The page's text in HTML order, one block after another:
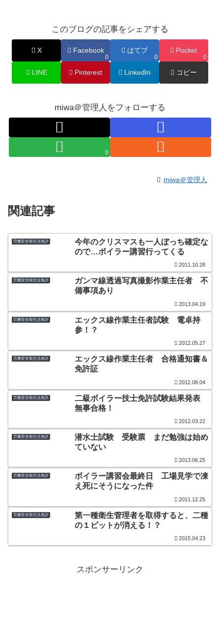
このブログの記事をシェアする
X Facebook
0
はてブ
0
Pocket
0
LINE Pinterest LinkedIn コピー
miwa＠管理人をフォローする
0
miwa＠管理人
関連記事
労働安全衛生法免許
今年のクリスマスも一人ぼっち確定な
ので…ボイラー講習行ってくる
2011.10.28
労働安全衛生法免許
ガンマ線透過写真撮影作業主任者 不
備事項あり
2013.04.19
労働安全衛生法免許
エックス線作業主任者試験 電卓持
参！？
2012.05.27
労働安全衛生法免許
エックス線作業主任者 合格通知書＆
免許証
2012.08.04
労働安全衛生法免許
二級ボイラー技士免許試験結果発表
無事合格！
2012.03.22
労働安全衛生法免許
潜水士試験 受験票 まだ勉強は始め
ていない
2013.06.25
労働安全衛生法免許
ボイラー講習会最終日 工場見学で凍
え死にそうになった件
2011.12.25
労働安全衛生法免許
第一種衛生管理者を取得すると、二種
の１ビットが消える！？
2015.04.23
スポンサーリンク